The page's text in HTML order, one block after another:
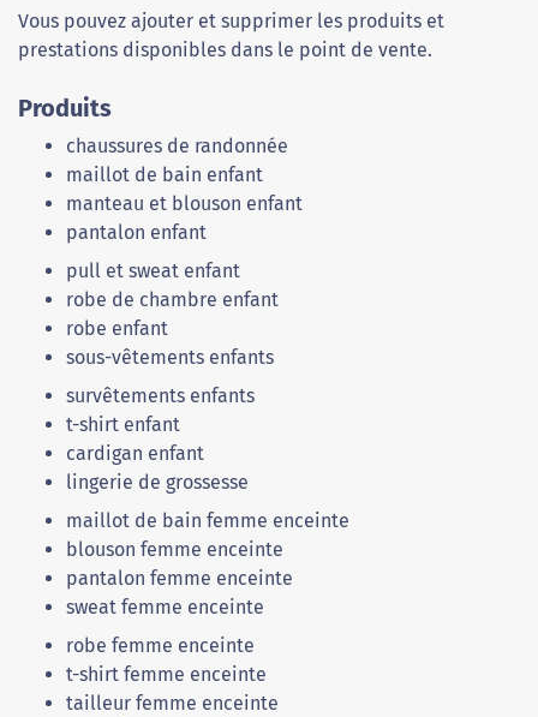
Vous pouvez ajouter et supprimer les produits et
prestations disponibles dans le point de vente.
Produits
chaussures de randonnée
maillot de bain enfant
manteau et blouson enfant
pantalon enfant
pull et sweat enfant
robe de chambre enfant
robe enfant
sous-vêtements enfants
survêtements enfants
t-shirt enfant
cardigan enfant
lingerie de grossesse
maillot de bain femme enceinte
blouson femme enceinte
pantalon femme enceinte
sweat femme enceinte
robe femme enceinte
t-shirt femme enceinte
tailleur femme enceinte